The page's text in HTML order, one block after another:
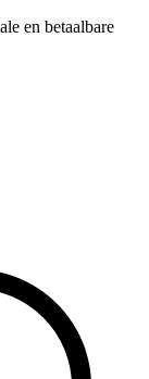
en betaalbare